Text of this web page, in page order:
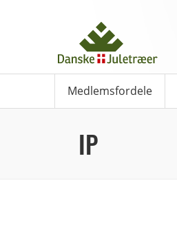
Medlemsfordele
IP